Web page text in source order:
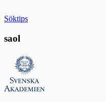
Söktips
saol